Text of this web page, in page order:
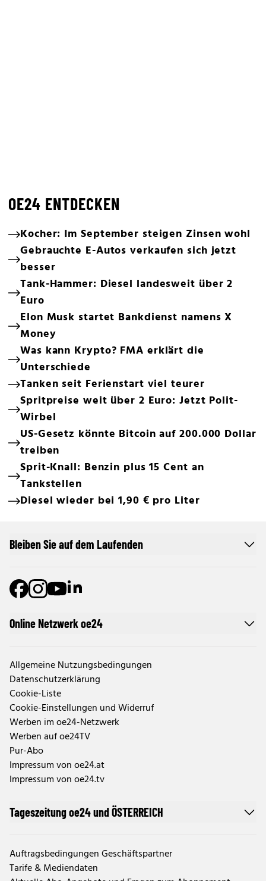
OE24 ENTDECKEN
Kocher: Im September steigen Zinsen wohl
Gebrauchte E-Autos verkaufen sich jetzt
besser
Tank-Hammer: Diesel landesweit über 2
Euro
Elon Musk startet Bankdienst namens X
Money
Was kann Krypto? FMA erklärt die
Unterschiede
Tanken seit Ferienstart viel teurer
Spritpreise weit über 2 Euro: Jetzt Polit-
Wirbel
US-Gesetz könnte Bitcoin auf 200.000 Dollar
treiben
Sprit-Knall: Benzin plus 15 Cent an
Tankstellen
Diesel wieder bei 1,90 € pro Liter
Online Netzwerk oe24
Allgemeine Nutzungsbedingungen
Datenschutzerklärung
Cookie-Liste
Cookie-Einstellungen und Widerruf
Werben im oe24-Netzwerk
Werben auf oe24TV
Pur-Abo
Impressum von oe24.at
Impressum von oe24.tv
Tageszeitung oe24 und ÖSTERREICH
Auftragsbedingungen Geschäftspartner
Tarife & Mediendaten
Bleiben Sie auf dem Laufenden